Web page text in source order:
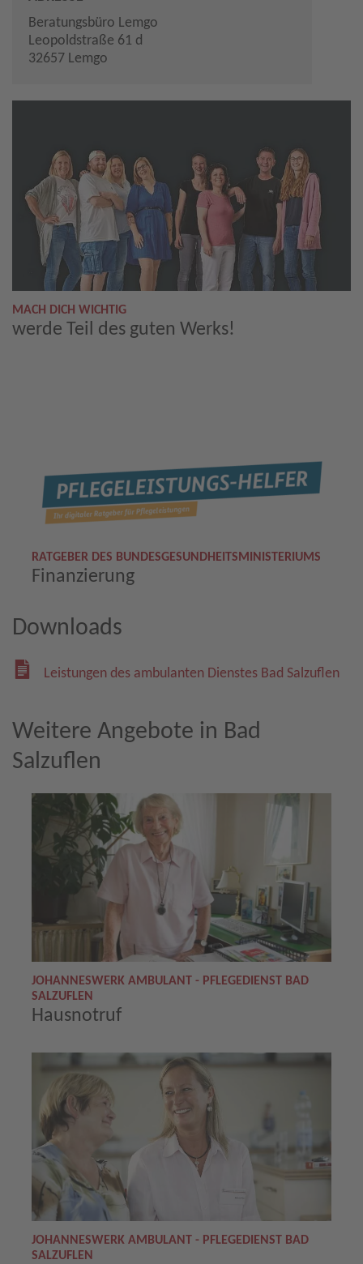
Beratungsbüro Lemgo
Leopoldstraße 61 d
32657 Lemgo
MACH DICH WICHTIG
werde Teil des guten Werks!
RATGEBER DES BUNDESGESUNDHEITSMINISTERIUMS
Finanzierung
Downloads
Leistungen des ambulanten Dienstes Bad Salzuflen
Weitere Angebote in Bad
Salzuflen
JOHANNESWERK AMBULANT - PFLEGEDIENST BAD
SALZUFLEN
Hausnotruf
JOHANNESWERK AMBULANT - PFLEGEDIENST BAD
SALZUFLEN